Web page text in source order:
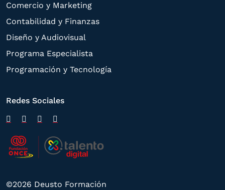
Comercio y Marketing
Contabilidad y Finanzas
Diseño y Audiovisual
Programa Especialista
Programación y Tecnología
Redes Sociales
©2026 Deusto Formación